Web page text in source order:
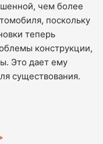
чем более
поскольку
теперь
конструкции,
Это дает ему
существования.